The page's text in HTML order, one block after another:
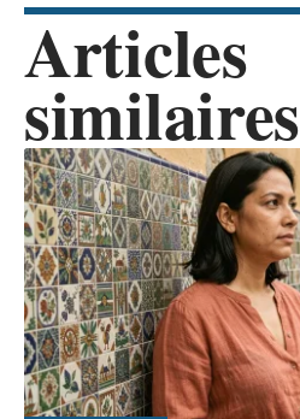
Articles
similaires